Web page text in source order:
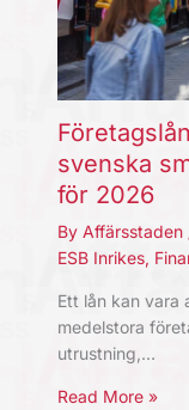
svenska
för 2026
By Affärsstaden
ESB Inrikes,
Ett lån kan vara
medelstora
utrustning,…
Read More »